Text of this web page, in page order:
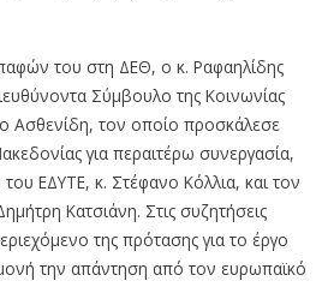
του στη ΔΕΘ, ο κ. Ραφαηλίδης
Σύμβουλο της Κοινωνίας
Ασθενίδη, τον οποίο προσκάλεσε
για περαιτέρω συνεργασία,
ΕΔΥΤΕ, κ. Στέφανο Κόλλια, και τον
Κατσιάνη. Στις συζητήσεις
της πρότασης για το έργο
την απάντηση από τον ευρωπαϊκό